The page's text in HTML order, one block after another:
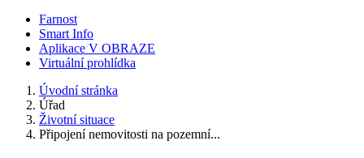
Farnost
Smart Info
Aplikace V OBRAZE
Virtuální prohlídka
Úvodní stránka
Úřad
Životní situace
Připojení nemovitosti na pozemní...